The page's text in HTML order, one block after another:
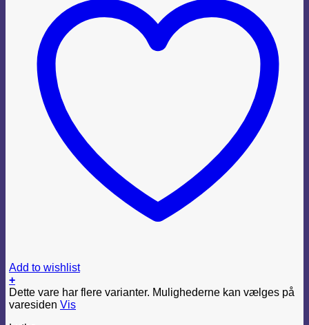
Add to wishlist
+
Dette vare har flere varianter. Mulighederne kan vælges på
varesiden Vis